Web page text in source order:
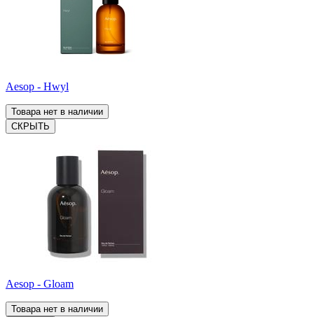
Aesop - Hwyl
Товара нет в наличии
СКРЫТЬ
Aesop - Gloam
Товара нет в наличии